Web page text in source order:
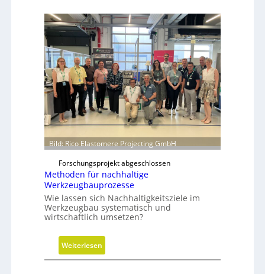
d
r
u
l
i
k
z
y
i
d
e
r
i
n
r
ö
Bild: Rico Elastomere Projecting GmbH
Forschungsprojekt abgeschlossen
Methoden für nachhaltige
Werkzeugbauprozesse
Wie lassen sich Nachhaltigkeitsziele im
Werkzeugbau systematisch und
wirtschaftlich umsetzen?
Weiterlesen:
M